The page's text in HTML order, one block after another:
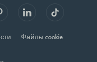
Файлы cookie